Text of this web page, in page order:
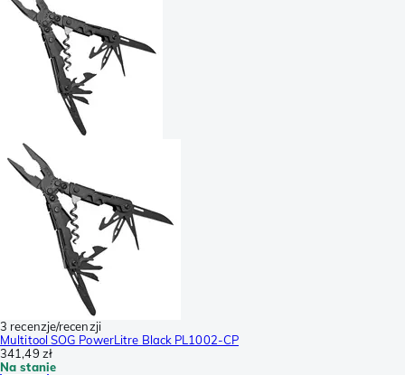
3 recenzje/recenzji
Multitool SOG PowerLitre Black PL1002-CP
341,49 zł
Na stanie